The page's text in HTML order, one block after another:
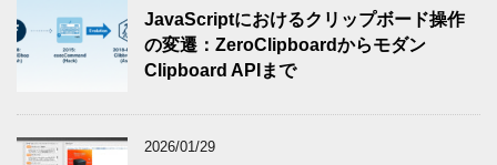
JavaScriptにおけるクリップボード操作
の変遷：ZeroClipboardからモダン
Clipboard APIまで
2026/01/29